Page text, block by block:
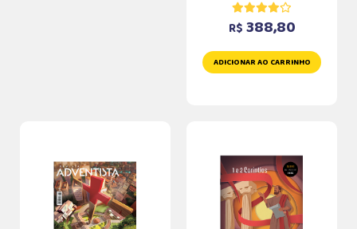
R$ 388,80
ADICIONAR AO CARRINHO